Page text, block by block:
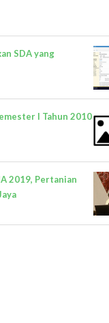
SDA yang
I Tahun 2010
2019, Pertanian